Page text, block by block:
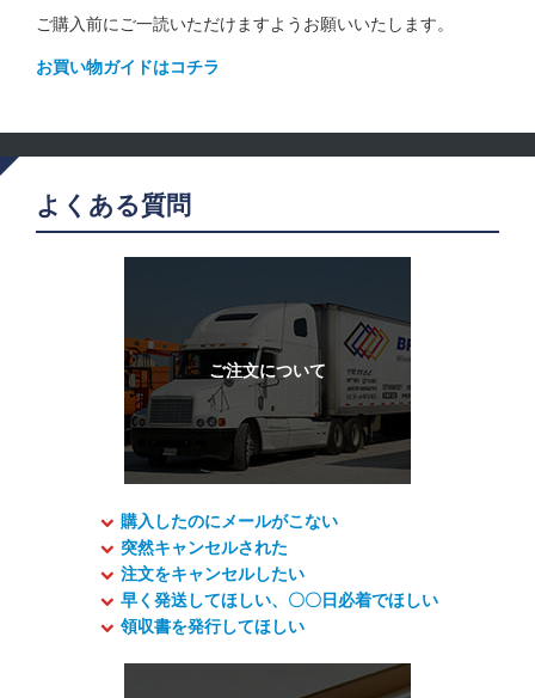
ご購入前にご一読いただけますようお願いいたします。
お買い物ガイドはコチラ
よくある質問
購入したのにメールがこない
突然キャンセルされた
注文をキャンセルしたい
早く発送してほしい、〇〇日必着でほしい
領収書を発行してほしい